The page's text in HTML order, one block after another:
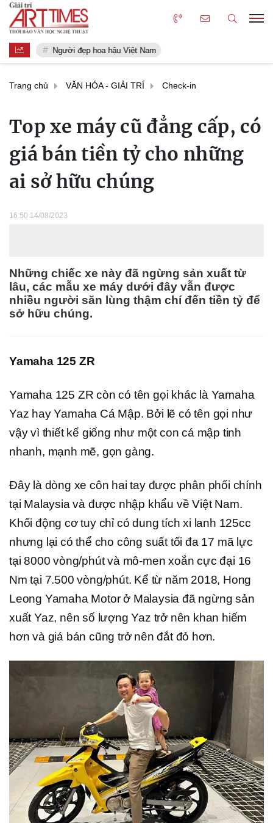
Người đẹp hoa hậu Việt Nam
Trang chủ VĂN HÓA - GIẢI TRÍ Check-in
Top xe máy cũ đẳng cấp, có
giá bán tiền tỷ cho những
ai sở hữu chúng
16:50 14/08/2023
Những chiếc xe này đã ngừng sản xuất từ
lâu, các mẫu xe máy dưới đây vẫn được
nhiều người săn lùng thậm chí đến tiền tỷ để
sở hữu chúng.
Yamaha 125 ZR
Yamaha 125 ZR còn có tên gọi khác là Yamaha
Yaz hay Yamaha Cá Mập. Bởi lẽ có tên gọi như
vậy vì thiết kế giống như một con cá mập tinh
nhanh, mạnh mẽ, gọn gàng.
Đây là dòng xe côn hai tay được phân phối chính
tại Malaysia và được nhập khẩu về Việt Nam.
Khối động cơ tuy chỉ có dung tích xi lanh 125cc
nhưng lại có thể cho công suất tối đa 17 mã lực
tại 8000 vòng/phút và mô-men xoắn cực đại 16
Nm tại 7.500 vòng/phút. Kể từ năm 2018, Hong
Leong Yamaha Motor ở Malaysia đã ngừng sản
xuất Yaz, nên số lượng Yaz trở nên khan hiếm
hơn và giá bán cũng trở nên đắt đỏ hơn.